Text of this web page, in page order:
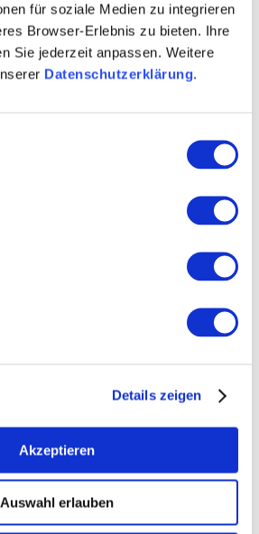
für soziale Medien zu integrieren
Browser-Erlebnis zu bieten. Ihre
Sie jederzeit anpassen. Weitere
Datenschutzerklärung.
Details zeigen
Akzeptieren
Auswahl erlauben